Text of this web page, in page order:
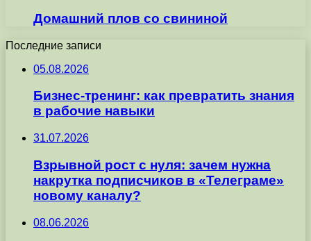
Домашний плов со свининой
Последние записи
05.08.2026
Бизнес-тренинг: как превратить знания
в рабочие навыки
31.07.2026
Взрывной рост с нуля: зачем нужна
накрутка подписчиков в «Телеграме»
новому каналу?
08.06.2026